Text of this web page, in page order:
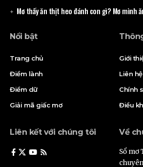
Mơ thấy ăn thịt heo đánh con gì? Mơ mình
Nổi bật
Trang chủ
Điềm lành
Điềm dữ
Giải mã giấc mơ
Giới
Liên hệ
Chính
Điều
Liên kết với chúng tôi Về
Sổ mơ